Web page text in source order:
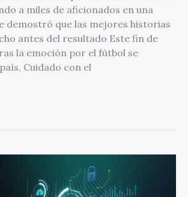
a miles de aficionados en una
demostró que las mejores historias
antes del resultado Este fin de
la emoción por el fútbol se
Cuidado con el